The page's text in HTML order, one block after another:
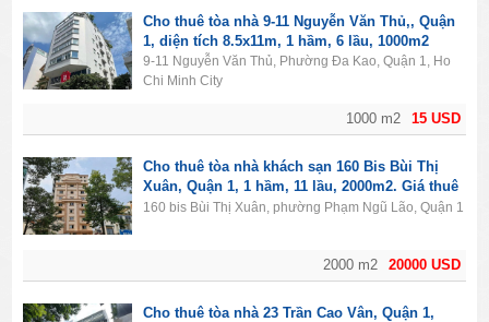
15 USD
1000 m2
Cho thuê tòa nhà 9-11 Nguyễn Văn Thủ,, Quận
1, diện tích 8.5x11m, 1 hầm, 6 lầu, 1000m2
9-11 Nguyễn Văn Thủ, Phường Đa Kao, Quận 1, Ho
Chi Minh City
20000 USD
2000 m2
Cho thuê tòa nhà khách sạn 160 Bis Bùi Thị
Xuân, Quận 1, 1 hầm, 11 lầu, 2000m2. Giá thuê
20.000$/tháng.
160 bis Bùi Thị Xuân, phường Phạm Ngũ Lão, Quận 1
Cho thuê tòa nhà 23 Trần Cao Vân, Quận 1,